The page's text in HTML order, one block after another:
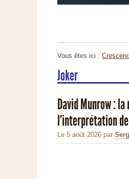
Vous êtes ici :
Joker
David Munrow :
l’interprétation
Le 5 août 2026 par